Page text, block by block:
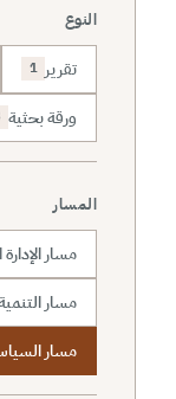
النوع
تقرير 1
ورقة بحثية
المسار
مسار
مسار
مسار